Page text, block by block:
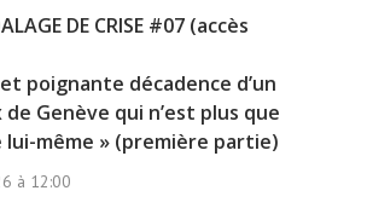
DE CRISE #07 (accès
poignante décadence d’un
de Genève qui n’est plus que
lui-même » (première partie)
à 12:00